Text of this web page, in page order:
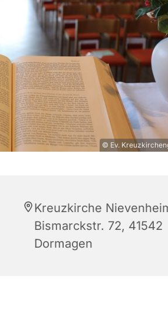
© Ev.
Kreuzkirche
Bismarckstr. 72, 41542
Dormagen